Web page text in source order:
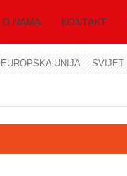
O NAMA KONTAKT
EUROPSKA UNIJA SVIJET